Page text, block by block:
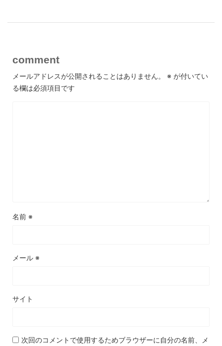
comment
メールアドレスが公開されることはありません。 ※ が付いてい
る欄は必須項目です
名前 ※
メール ※
サイト
次回のコメントで使用するためブラウザーに自分の名前、メ